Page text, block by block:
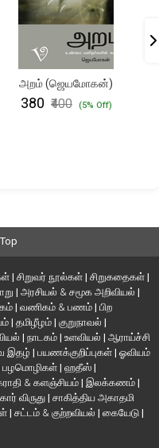
அறம் (ஜெயமோகன்)
₹380 ₹400 (5% Off)
| சிறுவர் நூல்கள் | சிறுகதைகள் |
| அரசியல் & சமூக அறிவியல் |
| வணிகம் & பணம் | பிற
| தமிழீழம் | குறுநாவல் |
| நாடகம் | உளவியல் | ஆராய்ச்சி
இதழ் | பயணக்குறிப்புகள் | ஓவியம்
பழமொழிகள் | ஹதீஸ் |
& களஞ்சியம் | இலக்கணம் |
விருது | சாகித்திய அகாதமி
| சட்டம் & குற்றவியல் | கையேடு |